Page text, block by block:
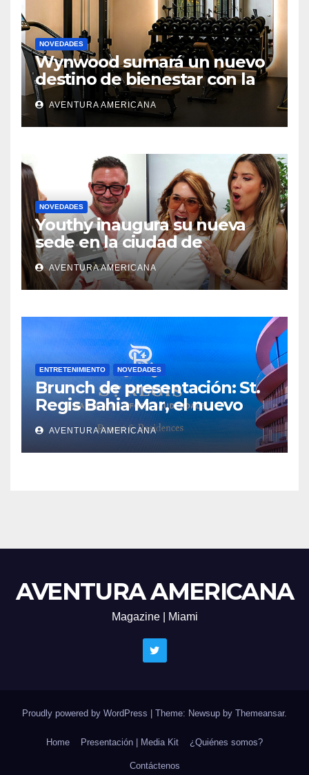
NOVEDADES
Wynwood sumará un nuevo
destino de bienestar con la
apertura de UNLOCK
AVENTURA AMERICANA
NOVEDADES
Youthy inaugura su nueva
sede en la ciudad de
Aventura
AVENTURA AMERICANA
ENTRETENIMIENTO NOVEDADES
Brunch de presentación: St.
Regis Bahia Mar, el nuevo
ícono del lujo en Fort
Lauderdale
AVENTURA AMERICANA
AVENTURA AMERICANA
Magazine | Miami
Proudly powered by WordPress Theme: Newsup by Themeansar.
Home Presentación | Media Kit ¿Quiénes somos?
Contáctenos